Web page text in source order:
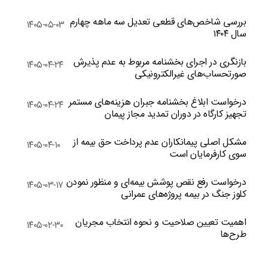
بررسی شاخص‌های قطعی تعدیل سه ماهه چهارم
سال ۱۴۰۴
۱۴۰۵-۰۵-۰۳
بازنگری در اجرای بخشنامه مربوط به عدم پذیرش
صورتحساب‌های غیرالکترونیکی
۱۴۰۵-۰۴-۲۴
درخواست ابلاغ بخشنامه جبران هزینه‌های مستمر
تجهیز کارگاه در دوران تمدید مجاز پیمان
۱۴۰۵-۰۴-۲۴
مشکل اصلی پیمانکاران عدم پرداخت حق بیمه از
سوی کارفرمایان است
۱۴۰۵-۰۴-۱۰
درخواست رفع نقص پوشش بیمه‌ای و منظور نمودن
کلوز جنگ در بیمه پروژه‌های عمرانی
۱۴۰۵-۰۳-۱۷
اهمیت تعیین صلاحیت و نحوه انتخاب مجریان
طرح‌ها
۱۴۰۵-۰۲-۳۰